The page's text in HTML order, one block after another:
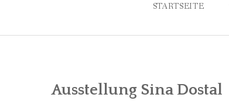
STARTSEITE
Ausstellung Sina Dostal